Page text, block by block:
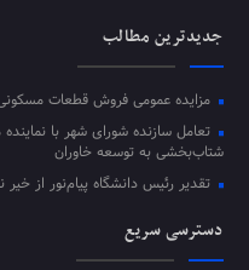
جدیدترین مطالب
مزایده عمومی فروش قطعات
تعامل سازنده شورای شهر با
شتاب‌بخشی به توسعه خاوران
تقدیر رئیس دانشگاه پیام‌نور از
دسترسی سریع